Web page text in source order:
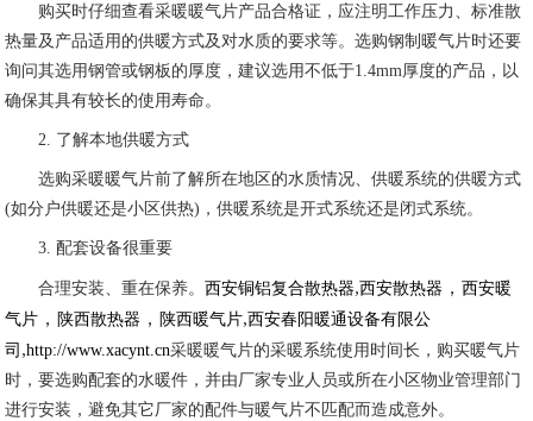
购买时仔细查看采暖暖气片产品合格证，应注明工作压力、标准散
热量及产品适用的供暖方式及对水质的要求等。选购钢制暖气片时还要
询问其选用钢管或钢板的厚度，建议选用不低于1.4mm厚度的产品，以
确保其具有较长的使用寿命。
2. 了解本地供暖方式
选购采暖暖气片前了解所在地区的水质情况、供暖系统的供暖方式
(如分户供暖还是小区供热)，供暖系统是开式系统还是闭式系统。
3. 配套设备很重要
合理安装、重在保养。西安铜铝复合散热器,西安散热器 ，西安暖
气片 ，陕西散热器 ，陕西暖气片,西安春阳暖通设备有限公
司 ,http://www.xacynt.cn采暖暖气片的采暖系统使用时间长，购买暖气片
时，要选购配套的水暖件，并由厂家专业人员或所在小区物业管理部门
进行安装，避免其它厂家的配件与暖气片不匹配而造成意外。